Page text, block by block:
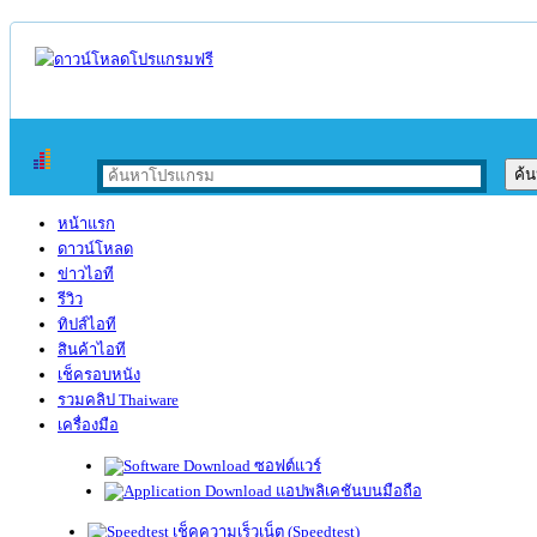
หน้าแรก
ดาวน์โหลด
ข่าวไอที
รีวิว
ทิปส์ไอที
สินค้าไอที
เช็ครอบหนัง
รวมคลิป Thaiware
เครื่องมือ
ซอฟต์แวร์
แอปพลิเคชันบนมือถือ
เช็คความเร็วเน็ต (Speedtest)